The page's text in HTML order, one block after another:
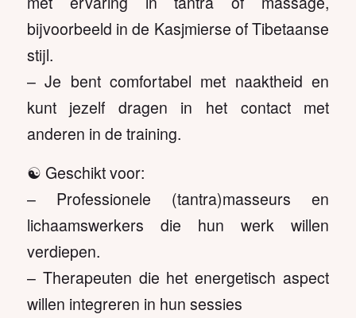
bijvoorbeeld in de Kasjmierse of Tibetaanse
stijl.
– Je bent comfortabel met naaktheid en
kunt jezelf dragen in het contact met
anderen in de training.
☯️ Geschikt voor:
– Professionele (tantra)masseurs en
lichaamswerkers die hun werk willen
verdiepen.
– Therapeuten die het energetisch aspect
willen integreren in hun sessies